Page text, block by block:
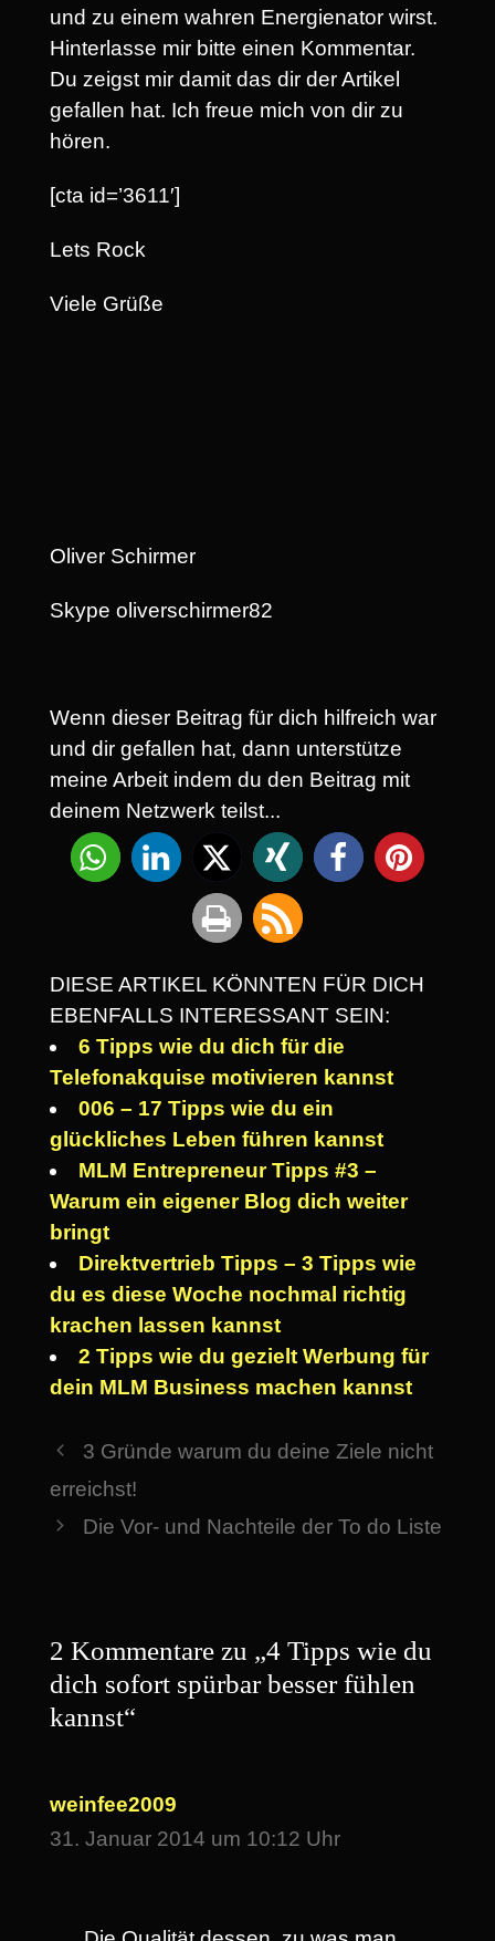
und zu einem wahren Energienator wirst.
Hinterlasse mir bitte einen Kommentar.
Du zeigst mir damit das dir der Artikel
gefallen hat. Ich freue mich von dir zu
hören.
[cta id=’3611′]
Lets Rock
Viele Grüße
Oliver Schirmer
Skype oliverschirmer82
Wenn dieser Beitrag für dich hilfreich war
und dir gefallen hat, dann unterstütze
meine Arbeit indem du den Beitrag mit
deinem Netzwerk teilst...
DIESE ARTIKEL KÖNNTEN FÜR DICH
EBENFALLS INTERESSANT SEIN:
6 Tipps wie du dich für die
Telefonakquise motivieren kannst
006 – 17 Tipps wie du ein
glückliches Leben führen kannst
MLM Entrepreneur Tipps #3 –
Warum ein eigener Blog dich weiter
bringt
Direktvertrieb Tipps – 3 Tipps wie
du es diese Woche nochmal richtig
krachen lassen kannst
2 Tipps wie du gezielt Werbung für
dein MLM Business machen kannst
3 Gründe warum du deine Ziele nicht
erreichst!
Die Vor- und Nachteile der To do Liste
2 Kommentare zu „4 Tipps wie du
dich sofort spürbar besser fühlen
kannst“
weinfee2009
31. Januar 2014 um 10:12 Uhr